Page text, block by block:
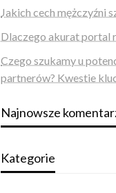
Jakich cech mężczyźni
Dlaczego akurat portal
Czego szukamy u
partnerów? Kwestie
Najnowsze
Kategorie